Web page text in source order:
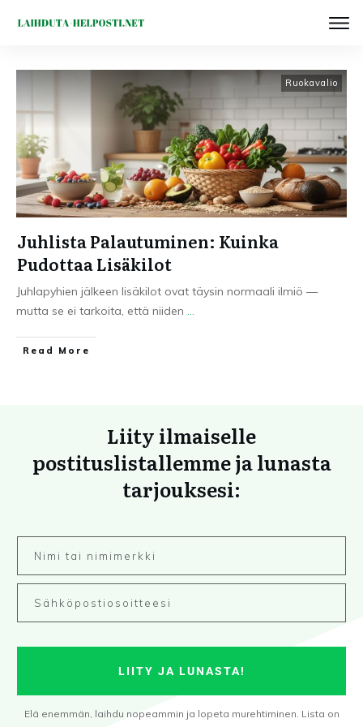
Ruokavalio
Juhlista Palautuminen: Kuinka
Pudottaa Lisäkilot
Juhlapyhien jälkeen lisäkilot ovat täysin normaali ilmiö —
mutta se ei tarkoita, että niiden ...
Read More
Liity ilmaiselle
postituslistallemme ja lunasta
tarjouksesi:
LIITY JA LUNASTA!
Elä enemmän, laihdu nopeammin ja lopeta murehtiminen. Lista on